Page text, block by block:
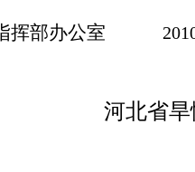
挥部办公室
河北省旱